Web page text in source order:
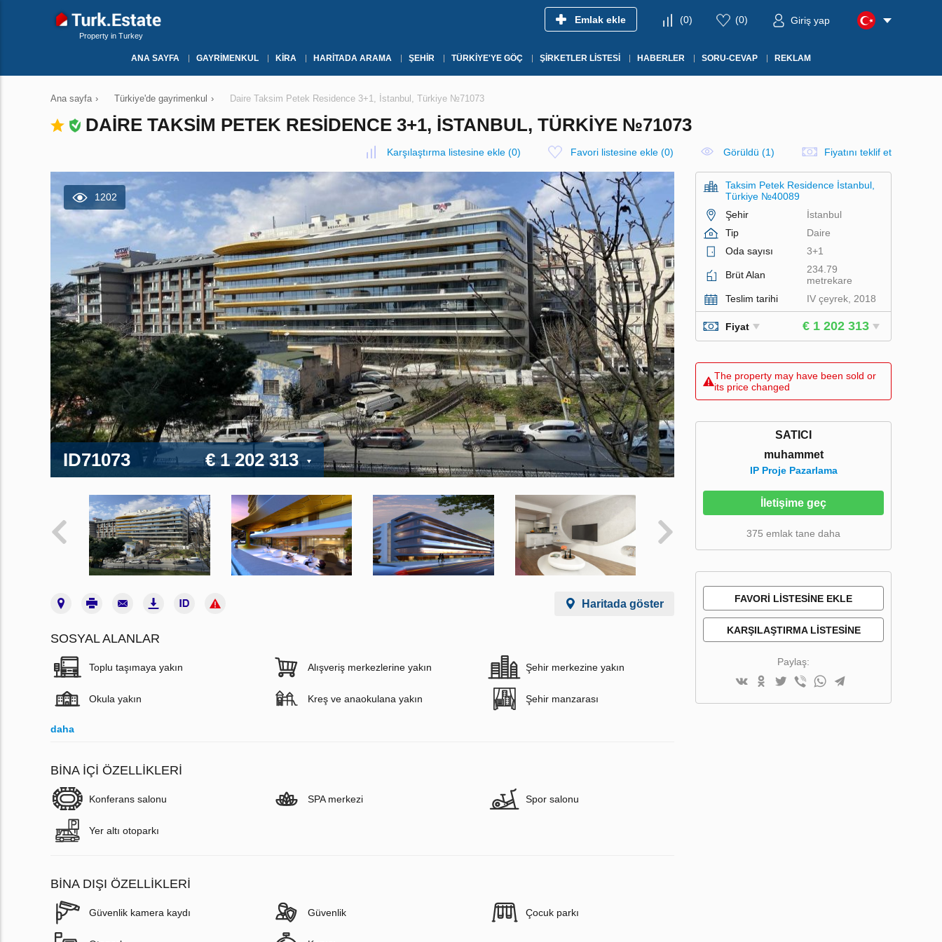
Property in Turkey
Emlak ekle (0) (0) Giriş yap
ANA SAYFA GAYRIMENKUL KIRA HARITADA ARAMA ŞEHIR TÜRKIYE'YE GÖÇ ŞIRKETLER LISTESI HABERLER SORU-CEVAP REKLAM
Ana sayfa › Türkiye'de gayrimenkul › Daire Taksim Petek Residence 3+1, İstanbul, Türkiye №71073
DAIRE TAKSIM PETEK RESIDENCE 3+1, İSTANBUL, TÜRKIYE №71073
Karşılaştırma listesine ekle (0) Favori listesine ekle (0) Görüldü (1) Fiyatını teklif et
1202
ID71073 € 1 202 313
Haritada göster
SOSYAL ALANLAR
Toplu taşımaya yakın Alışveriş merkezlerine yakın Şehir merkezine yakın
Okula yakın Kreş ve anaokulana yakın Şehir manzarası
daha
BINA İÇI ÖZELLIKLERI
Konferans salonu SPA merkezi Spor salonu
Yer altı otoparkı
BINA DIŞI ÖZELLIKLERI
Güvenlik kamera kaydı Güvenlik Çocuk parkı
Taksim Petek Residence İstanbul,
Türkiye №40089
Şehir
İstanbul
Tip
Daire
Oda sayısı
3+1
Brüt Alan
234.79
metrekare
Teslim tarihi
IV çeyrek, 2018
Fiyat € 1 202 313
The property may have been sold or
its price changed
SATICI
muhammet
IP Proje Pazarlama
İletişime geç
375 emlak tane daha
FAVORI LISTESINE EKLE
KARŞILAŞTIRMA LISTESINE
Paylaş: